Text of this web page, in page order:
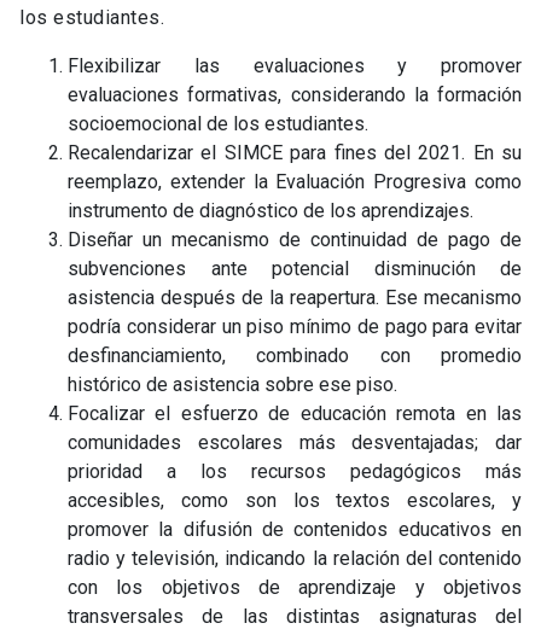
los estudiantes.
Flexibilizar las evaluaciones y promover
evaluaciones formativas, considerando la formación
socioemocional de los estudiantes.
Recalendarizar el SIMCE para fines del 2021. En su
reemplazo, extender la Evaluación Progresiva como
instrumento de diagnóstico de los aprendizajes.
Diseñar un mecanismo de continuidad de pago de
subvenciones ante potencial disminución de
asistencia después de la reapertura. Ese mecanismo
podría considerar un piso mínimo de pago para evitar
desfinanciamiento, combinado con promedio
histórico de asistencia sobre ese piso.
Focalizar el esfuerzo de educación remota en las
comunidades escolares más desventajadas; dar
prioridad a los recursos pedagógicos más
accesibles, como son los textos escolares, y
promover la difusión de contenidos educativos en
radio y televisión, indicando la relación del contenido
con los objetivos de aprendizaje y objetivos
transversales de las distintas asignaturas del